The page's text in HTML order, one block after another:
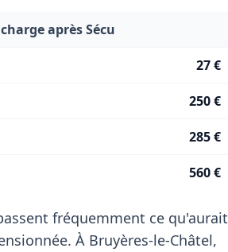
après Sécu
27 €
250 €
285 €
560 €
fréquemment ce qu'aurait
À Bruyères-le-Châtel,